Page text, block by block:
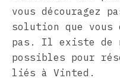
vous découragez
solution que vous
pas. Il existe de
possibles pour
liés à Vinted.